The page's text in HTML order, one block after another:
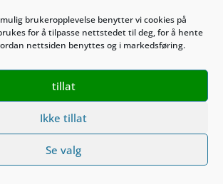
brukeropplevelse benytter vi cookies på
for å tilpasse nettstedet til deg, for å hente
nettsiden benyttes og i markedsføring.
tillat
Ikke tillat
Se valg